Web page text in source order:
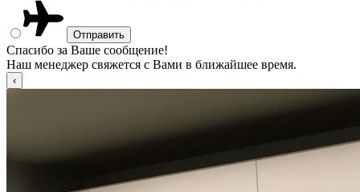
Спасибо за Ваше сообщение!
Наш менеджер свяжется с Вами в ближайшее время.